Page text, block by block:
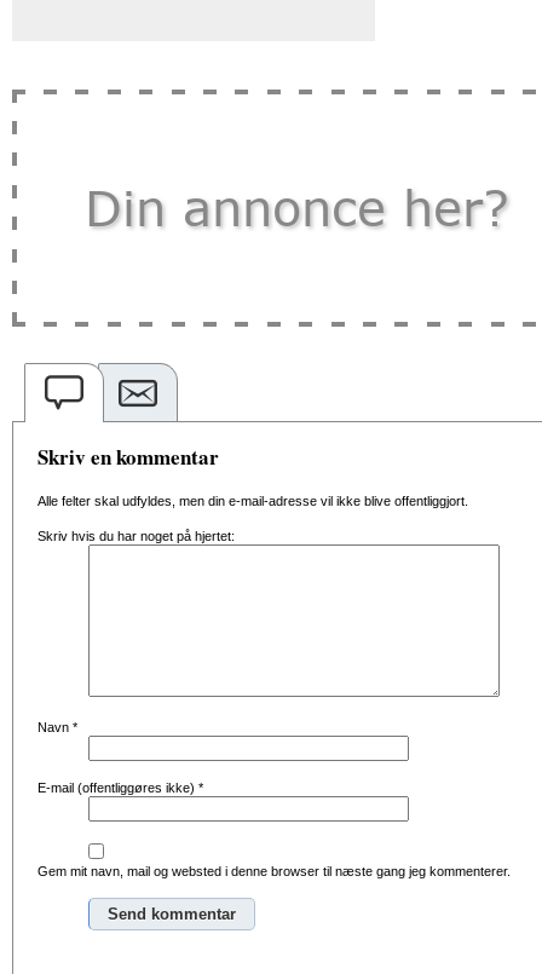
Skriv en kommentar
Alle felter skal udfyldes, men din e-mail-adresse vil ikke blive offentliggjort.
Skriv hvis du har noget på hjertet:
Navn *
E-mail (offentliggøres ikke) *
Gem mit navn, mail og websted i denne browser til næste gang jeg kommenterer.